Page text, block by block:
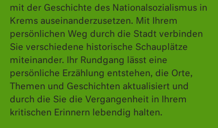
mit der Geschichte des Nationalsozialismus in
Krems auseinanderzusetzen. Mit Ihrem
persönlichen Weg durch die Stadt verbinden
Sie verschiedene historische Schauplätze
miteinander. Ihr Rundgang lässt eine
persönliche Erzählung entstehen, die Orte,
Themen und Geschichten aktualisiert und
durch die Sie die Vergangenheit in Ihrem
kritischen Erinnern lebendig halten.
Im Oktober 1939 wurde das STALAG XVII B
Kriegsgefangenenlager des „Dritten Reichs“
errichtet. Nur etwa fünf Kilometer von der
Kremser Innenstadt entfernt waren hier zeitweise
bis zu 66.000 Kriegsgefangene unterschiedlicher
Nationalität inhaftiert. Sie waren in zahlreichen